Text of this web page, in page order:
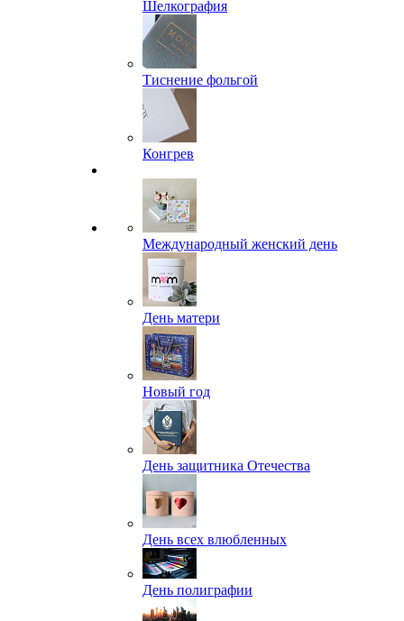
Шелкография
Тиснение фольгой
Конгрев
Международный женский день
День матери
Новый год
День защитника Отечества
День всех влюбленных
День полиграфии